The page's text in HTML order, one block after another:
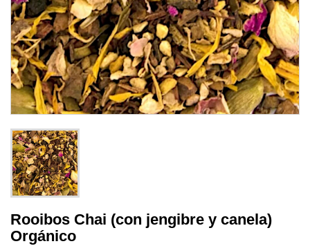
Rooibos Chai (con jengibre y canela)
Orgánico